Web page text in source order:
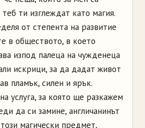
ти изглеждат като магия.
от степента на развитие
в обществото, в което
изпод палеца на чужденеца
искрици, за да дадат живот
пламък, силен и ярък.
услуга, за която ще разкажем
да си замине, англичанинът
магически предмет,